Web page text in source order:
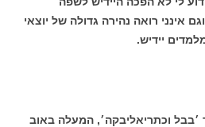
אינני רואה נהירה גדולה של יוצאי
יידיש.
וכתריאליבקה׳, המעלה באוב